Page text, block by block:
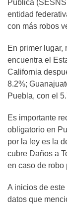
Pública
entidad
con más robos
En primer lugar,
encuentra el
California
8.2%;
Puebla, con el
Es importante
obligatorio en
por la ley es la
cubre Daños a
en caso de robo
A inicios de
datos que